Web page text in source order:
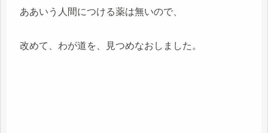
ああいう人間につける薬は無いので、
改めて、わが道を、見つめなおしました。